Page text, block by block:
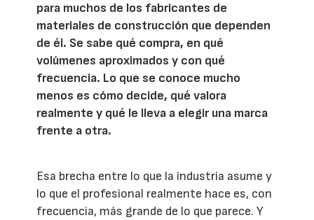
para muchos de los fabricantes de
materiales de construcción que dependen
de él. Se sabe qué compra, en qué
volúmenes aproximados y con qué
frecuencia. Lo que se conoce mucho
menos es cómo decide, qué valora
realmente y qué le lleva a elegir una marca
frente a otra.
Esa brecha entre lo que la industria asume y
lo que el profesional realmente hace es, con
frecuencia, más grande de lo que parece. Y